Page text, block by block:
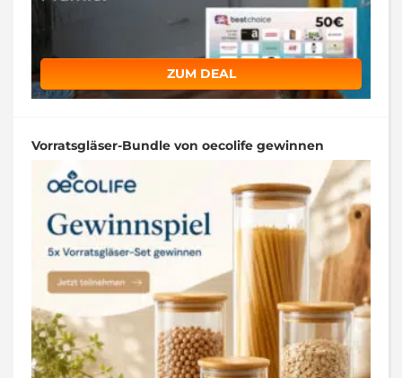
ZUM DEAL
Vorratsgläser-Bundle von oecolife gewinnen